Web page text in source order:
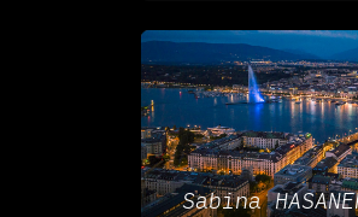
Sabina